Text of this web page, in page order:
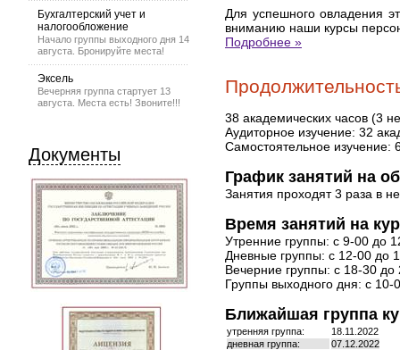
Бухгалтерский учет и
налогообложение
Начало группы выходного дня 14
августа. Бронируйте места!
Эксель
Вечерняя группа стартует 13
августа. Места есть! Звоните!!!
Документы
Для успешного овладения
вниманию наши курсы
Подробнее »
38 академических часов (3
Аудиторное изучение: 32
Самостоятельное изучение:
График занятий на
Занятия проходят 3 раза в
Время занятий на
Утренние группы: с 9-00 до
Дневные группы: с 12-00 до
Вечерние группы: с 18-30 до
Группы выходного дня: с 10-
Ближайшая группа
утренняя группа:
18.11.2022
дневная группа:
07.12.2022